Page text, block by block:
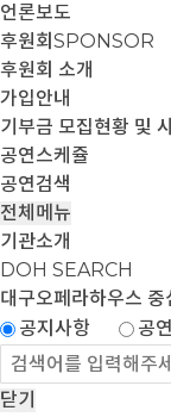
언론보도
후원회 SPONSOR
후원회 소개
가입안내
기부금 모집현황 및
공연스케쥴
공연검색
전체메뉴
기관소개
DOH SEARCH
대구오페라하우스 중
공지사항
공
닫기